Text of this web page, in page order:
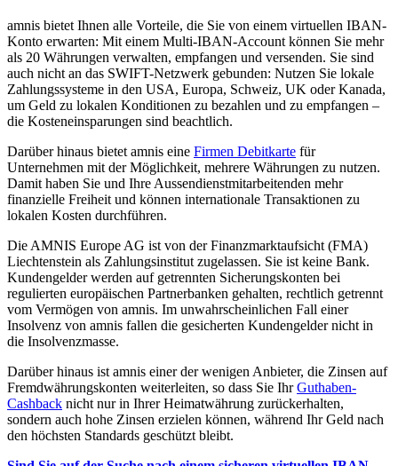
amnis bietet Ihnen alle Vorteile, die Sie von einem virtuellen IBAN-
Konto erwarten: Mit einem Multi-IBAN-Account können Sie mehr
als 20 Währungen verwalten, empfangen und versenden. Sie sind
auch nicht an das SWIFT-Netzwerk gebunden: Nutzen Sie lokale
Zahlungssysteme in den USA, Europa, Schweiz, UK oder Kanada,
um Geld zu lokalen Konditionen zu bezahlen und zu empfangen –
die Kosteneinsparungen sind beachtlich.
Darüber hinaus bietet amnis eine Firmen Debitkarte für
Unternehmen mit der Möglichkeit, mehrere Währungen zu nutzen.
Damit haben Sie und Ihre Aussendienstmitarbeitenden mehr
finanzielle Freiheit und können internationale Transaktionen zu
lokalen Kosten durchführen.
Die AMNIS Europe AG ist von der Finanzmarktaufsicht (FMA)
Liechtenstein als Zahlungsinstitut zugelassen. Sie ist keine Bank.
Kundengelder werden auf getrennten Sicherungskonten bei
regulierten europäischen Partnerbanken gehalten, rechtlich getrennt
vom Vermögen von amnis. Im unwahrscheinlichen Fall einer
Insolvenz von amnis fallen die gesicherten Kundengelder nicht in
die Insolvenzmasse.
Darüber hinaus ist amnis einer der wenigen Anbieter, die Zinsen auf
Fremdwährungskonten weiterleiten, so dass Sie IhrGuthaben-
Cashback nicht nur in Ihrer Heimatwährung zurückerhalten,
sondern auch hohe Zinsen erzielen können, während Ihr Geld nach
den höchsten Standards geschützt bleibt.